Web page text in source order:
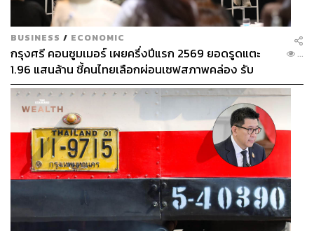
BUSINESS / ECONOMIC
กรุงศรี คอนซูมเมอร์ เผยครึ่งปีแรก 2569 ยอดรูดแตะ
1.96 แสนล้าน ชี้คนไทยเลือกผ่อนเซฟสภาพคล่อง รับ
เศรษฐกิจผันผวนฉุดผลประกอบการพลาดเป้า
...